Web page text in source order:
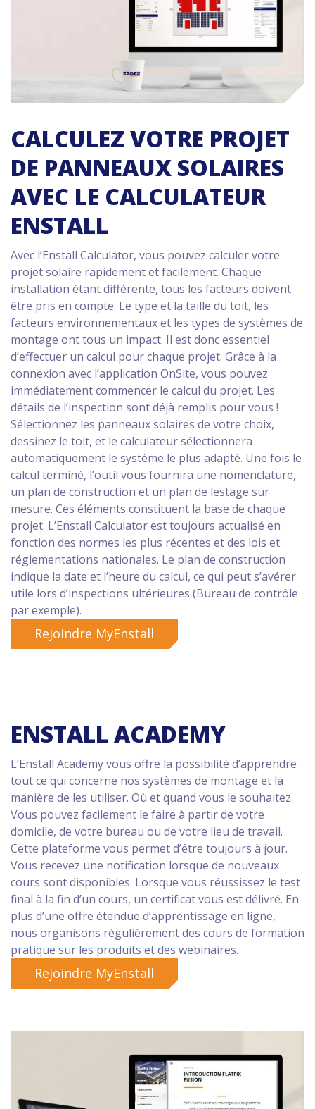
CALCULEZ VOTRE PROJET
DE PANNEAUX SOLAIRES
AVEC LE CALCULATEUR
ENSTALL
Avec l’Enstall Calculator, vous pouvez calculer votre
projet solaire rapidement et facilement. Chaque
installation étant différente, tous les facteurs doivent
être pris en compte. Le type et la taille du toit, les
facteurs environnementaux et les types de systèmes de
montage ont tous un impact. Il est donc essentiel
d’effectuer un calcul pour chaque projet. Grâce à la
connexion avec l’application OnSite, vous pouvez
immédiatement commencer le calcul du projet. Les
détails de l’inspection sont déjà remplis pour vous !
Sélectionnez les panneaux solaires de votre choix,
dessinez le toit, et le calculateur sélectionnera
automatiquement le système le plus adapté. Une fois le
calcul terminé, l’outil vous fournira une nomenclature,
un plan de construction et un plan de lestage sur
mesure. Ces éléments constituent la base de chaque
projet. L’Enstall Calculator est toujours actualisé en
fonction des normes les plus récentes et des lois et
réglementations nationales. Le plan de construction
indique la date et l’heure du calcul, ce qui peut s’avérer
utile lors d’inspections ultérieures (Bureau de contrôle
par exemple).
Rejoindre MyEnstall
ENSTALL ACADEMY
L’Enstall Academy vous offre la possibilité d’apprendre
tout ce qui concerne nos systèmes de montage et la
manière de les utiliser. Où et quand vous le souhaitez.
Vous pouvez facilement le faire à partir de votre
domicile, de votre bureau ou de votre lieu de travail.
Cette plateforme vous permet d’être toujours à jour.
Vous recevez une notification lorsque de nouveaux
cours sont disponibles. Lorsque vous réussissez le test
final à la fin d’un cours, un certificat vous est délivré. En
plus d’une offre étendue d’apprentissage en ligne,
nous organisons régulièrement des cours de formation
pratique sur les produits et des webinaires.
Rejoindre MyEnstall